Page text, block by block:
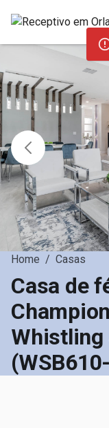
Home / Casas
Casa de
Whistling